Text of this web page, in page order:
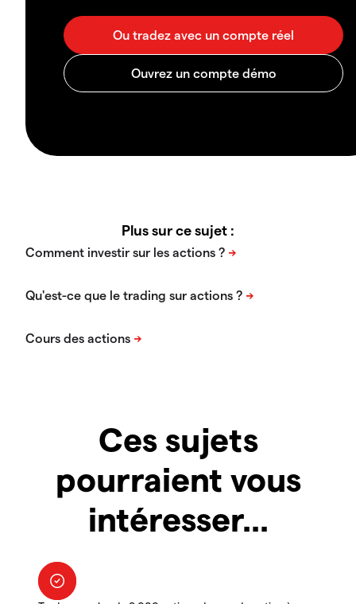
Plus sur ce sujet :
Ces sujets
pourraient vous
intéresser...